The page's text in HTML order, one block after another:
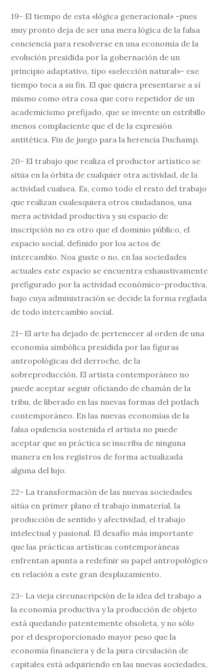
19- El tiempo de esta «lógica generacional» -pues
muy pronto deja de ser una mera lógica de la falsa
conciencia para resolverse en una economía de la
evolución presidida por la gobernación de un
principio adaptativo, tipo «selección natural»- ese
tiempo toca a su fin. El que quiera presentarse a sí
mismo como otra cosa que coro repetidor de un
academicismo prefijado, que se invente un estribillo
menos complaciente que el de la expresión
antitética. Fin de juego para la herencia Duchamp.
20- El trabajo que realiza el productor artístico se
sitúa en la órbita de cualquier otra actividad, de la
actividad cualsea. Es, como todo el resto del trabajo
que realizan cualesquiera otros ciudadanos, una
mera actividad productiva y su espacio de
inscripción no es otro que el dominio público, el
espacio social, definido por los actos de
intercambio. Nos guste o no, en las sociedades
actuales este espacio se encuentra exhaustivamente
prefigurado por la actividad económico-productiva,
bajo cuya administración se decide la forma reglada
de todo intercambio social.
21- El arte ha dejado de pertenecer al orden de una
economía simbólica presidida por las figuras
antropológicas del derroche, de la
sobreproducción. El artista contemporáneo no
puede aceptar seguir oficiando de chamán de la
tribu, de liberado en las nuevas formas del potlach
contemporáneo. En las nuevas economías de la
falsa opulencia sostenida el artista no puede
aceptar que su práctica se inscriba de ninguna
manera en los registros de forma actualizada
alguna del lujo.
22- La transformación de las nuevas sociedades
sitúa en primer plano el trabajo inmaterial, la
producción de sentido y afectividad, el trabajo
intelectual y pasional. El desafío más importante
que las prácticas artísticas contemporáneas
enfrentan apunta a redefinir su papel antropológico
en relación a este gran desplazamiento.
23- La vieja circunscripción de la idea del trabajo a
la economía productiva y la producción de objeto
está quedando patentemente obsoleta, y no sólo
por el desproporcionado mayor peso que la
economía financiera y de la pura circulación de
capitales está adquiriendo en las nuevas sociedades,